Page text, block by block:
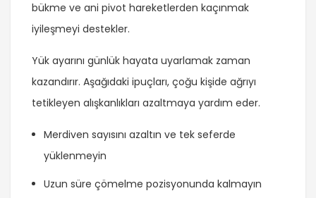
bükme ve ani pivot hareketlerden kaçınmak
iyileşmeyi destekler.
Yük ayarını günlük hayata uyarlamak zaman
kazandırır. Aşağıdaki ipuçları, çoğu kişide ağrıyı
tetikleyen alışkanlıkları azaltmaya yardım eder.
Merdiven sayısını azaltın ve tek seferde
yüklenmeyin
Uzun süre çömelme pozisyonunda kalmayın